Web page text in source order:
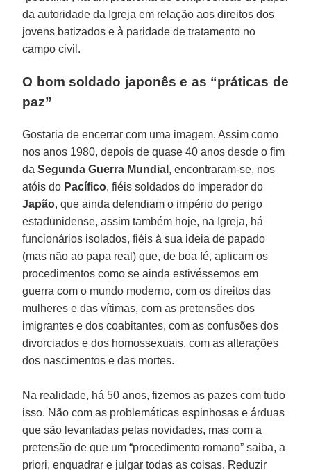
da autoridade da Igreja em relação aos direitos dos
jovens batizados e à paridade de tratamento no
campo civil.
O bom soldado japonês e as “práticas de
paz”
Gostaria de encerrar com uma imagem. Assim como
nos anos 1980, depois de quase 40 anos desde o fim
daSegunda Guerra Mundial , encontraram-se, nos
atóis do Pacífico, fiéis soldados do imperador do
Japão, que ainda defendiam o império do perigo
estadunidense, assim também hoje, na Igreja, há
funcionários isolados, fiéis à sua ideia de papado
(mas não ao papa real) que, de boa fé, aplicam os
procedimentos como se ainda estivéssemos em
guerra com o mundo moderno, com os direitos das
mulheres e das vítimas, com as pretensões dos
imigrantes e dos coabitantes, com as confusões dos
divorciados e dos homossexuais, com as alterações
dos nascimentos e das mortes.
Na realidade, há 50 anos, fizemos as pazes com tudo
isso. Não com as problemáticas espinhosas e árduas
que são levantadas pelas novidades, mas com a
pretensão de que um “procedimento romano” saiba, a
priori, enquadrar e julgar todas as coisas. Reduzir